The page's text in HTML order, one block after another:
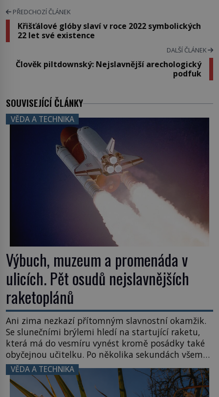
PŘEDCHOZÍ ČLÁNEK
Křišťálové glóby slaví v roce 2022 symbolických
22 let své existence
DALŠÍ ČLÁNEK
Člověk piltdownský: Nejslavnější arechologický
podfuk
SOUVISEJÍCÍ ČLÁNKY
VĚDA A TECHNIKA
Výbuch, muzeum a promenáda v
ulicích. Pět osudů nejslavnějších
raketoplánů
Ani zima nezkazí přítomným slavnostní okamžik.
Se slunečními brýlemi hledí na startující raketu,
která má do vesmíru vynést kromě posádky také
obyčejnou učitelku. Po několika sekundách všem
ztuhnou úsměvy, stroj totiž exploduje. Jejich
konstrukce není z levného kraje, daňové
poplatníky stojí miliardy dolarů. Na druhou stranu
VĚDA A TECHNIKA